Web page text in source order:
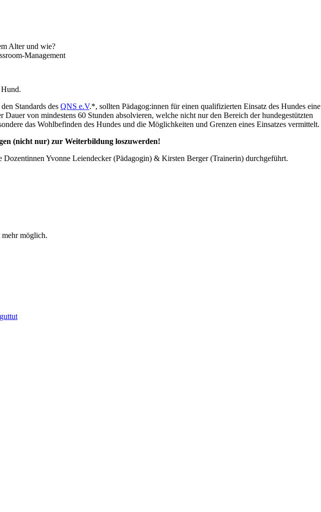
Alter und wie?
Management
Standards des QNS e.V.*, sollten Pädagog:innen für einen qualifizierten Einsatz des Hundes eine
von mindestens 60 Stunden absolvieren, welche nicht nur den Bereich der hundegestützten
das Wohlbefinden des Hundes und die Möglichkeiten und Grenzen eines Einsatzes vermittelt.
(nicht nur) zur Weiterbildung loszuwerden!
Yvonne Leiendecker (Pädagogin) & Kirsten Berger (Trainerin) durchgeführt.
möglich.